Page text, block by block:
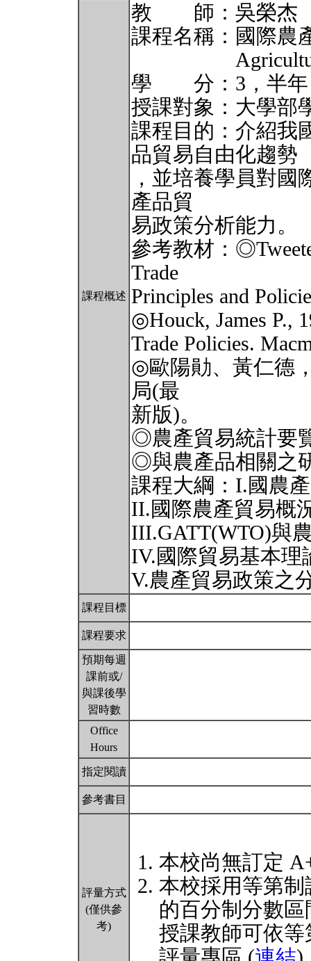
課程概述
教 師：吳榮杰
課程名稱：國際農
Agricultural
學 分：3，半年
授課對象：大學部
課程目的：介紹我
品貿易自由化趨勢
，並培養學員對
產品貿
易政策分析能力。
參考教材：
Trade
Principles and
◎Houck, James P.,
Trade Policies.
◎歐陽勛、黃仁德
局(最
新版)。
◎農產貿易統計要
◎與農產品相關之
課程大綱：I.國農
II.國際農產貿易概
III.GATT(WTO)與
IV.國際貿易基本理
V.農產貿易政策之
課程目標
課程要求
預期每週
課前或/
與課後學
習時數
Office
Hours
指定閱讀
參考書目
評量方式
(僅供參
考)
本校尚無訂定
本校採用等第
的百分制分數
授課教師可依